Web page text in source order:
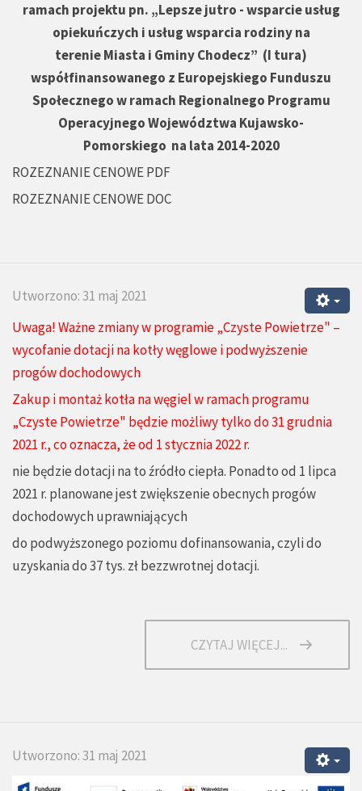
ramach projektu pn. „Lepsze jutro - wsparcie usług
opiekuńczych i usług wsparcia rodziny na
terenie Miasta i Gminy Chodecz” (I tura)
współfinansowanego z Europejskiego Funduszu
Społecznego w ramach Regionalnego Programu
Operacyjnego Województwa Kujawsko-
Pomorskiego na lata 2014-2020
ROZEZNANIE CENOWE PDF
ROZEZNANIE CENOWE DOC
Utworzono: 31 maj 2021
Uwaga! Ważne zmiany w programie „Czyste Powietrze" –
wycofanie dotacji na kotły węglowe i podwyższenie
progów dochodowych
Zakup i montaż kotła na węgiel w ramach programu
„Czyste Powietrze" będzie możliwy tylko do 31 grudnia
2021 r., co oznacza, że od 1 stycznia 2022 r.
nie będzie dotacji na to źródło ciepła. Ponadto od 1 lipca
2021 r. planowane jest zwiększenie obecnych progów
dochodowych uprawniających
do podwyższonego poziomu dofinansowania, czyli do
uzyskania do 37 tys. zł bezzwrotnej dotacji.
CZYTAJ WIĘCEJ...
Utworzono: 31 maj 2021